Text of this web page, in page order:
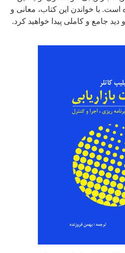
است. با خواندن این کتاب، معانی و
دید جامع و کاملی پیدا خواهید کرد.